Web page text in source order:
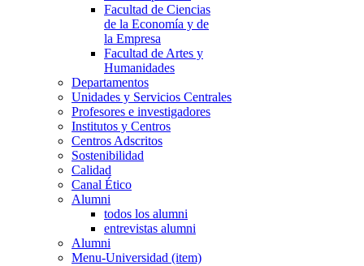
Facultad de Ciencias
de la Economía y de
la Empresa
Facultad de Artes y
Humanidades
Departamentos
Unidades y Servicios Centrales
Profesores e investigadores
Institutos y Centros
Centros Adscritos
Sostenibilidad
Calidad
Canal Ético
Alumni
todos los alumni
entrevistas alumni
Alumni
Menu-Universidad (item)